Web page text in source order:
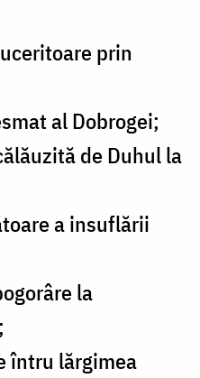
prin
al Dobrogei;
de Duhul la
a insuflării
la
întru lărgimea